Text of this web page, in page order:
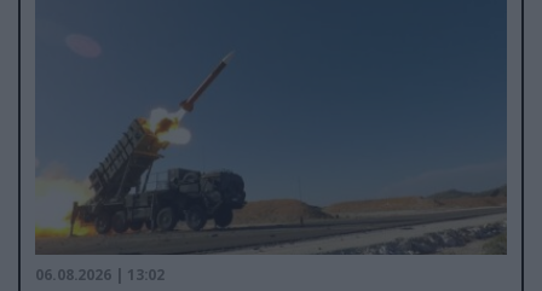
06.08.2026 | 13:02